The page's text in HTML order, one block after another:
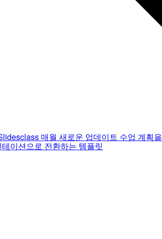
매월 새로운 업데이트 수업 계획
이션으로 전환하는 템플릿